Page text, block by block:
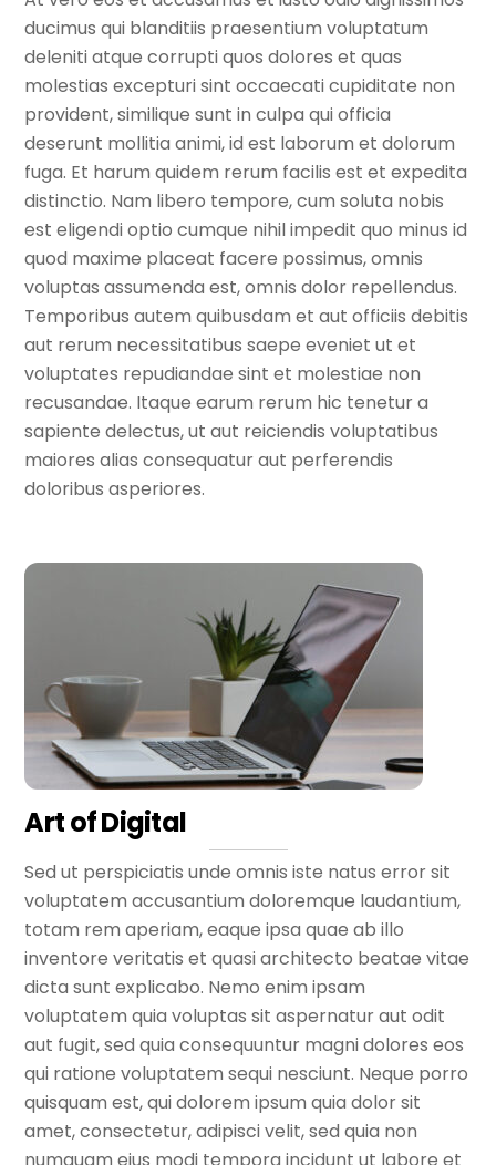
ducimus qui blanditiis praesentium voluptatum
deleniti atque corrupti quos dolores et quas
molestias excepturi sint occaecati cupiditate non
provident, similique sunt in culpa qui officia
deserunt mollitia animi, id est laborum et dolorum
fuga. Et harum quidem rerum facilis est et expedita
distinctio. Nam libero tempore, cum soluta nobis
est eligendi optio cumque nihil impedit quo minus id
quod maxime placeat facere possimus, omnis
voluptas assumenda est, omnis dolor repellendus.
Temporibus autem quibusdam et aut officiis debitis
aut rerum necessitatibus saepe eveniet ut et
voluptates repudiandae sint et molestiae non
recusandae. Itaque earum rerum hic tenetur a
sapiente delectus, ut aut reiciendis voluptatibus
maiores alias consequatur aut perferendis
doloribus asperiores.
Art of Digital
Sed ut perspiciatis unde omnis iste natus error sit
voluptatem accusantium doloremque laudantium,
totam rem aperiam, eaque ipsa quae ab illo
inventore veritatis et quasi architecto beatae vitae
dicta sunt explicabo. Nemo enim ipsam
voluptatem quia voluptas sit aspernatur aut odit
aut fugit, sed quia consequuntur magni dolores eos
qui ratione voluptatem sequi nesciunt. Neque porro
quisquam est, qui dolorem ipsum quia dolor sit
amet, consectetur, adipisci velit, sed quia non